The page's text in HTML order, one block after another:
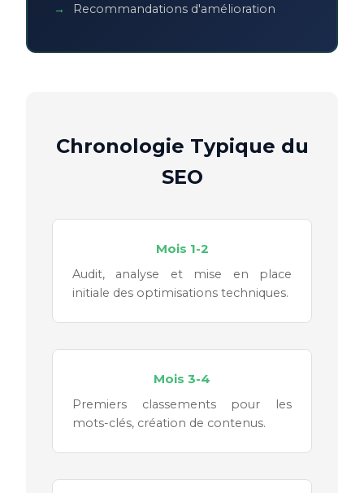
Recommandations d'amélioration
Chronologie Typique du
SEO
Mois 1-2
Audit, analyse et mise en place
initiale des optimisations techniques.
Mois 3-4
Premiers classements pour les
mots-clés, création de contenus.